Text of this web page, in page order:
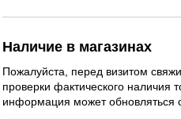
Наличие в магазинах
Пожалуйста, перед визитом
проверки фактического наличия
информация может обновляться